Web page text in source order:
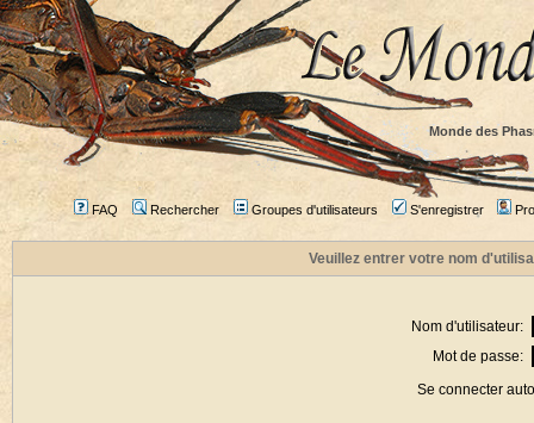
Monde des
FAQ Rechercher Groupes d'utilisateurs S'enregistrer
Veuillez entrer votre nom
Nom d'utilisateur:
Mot de passe:
Se connecter